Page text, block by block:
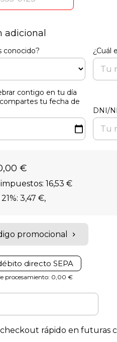
adicional
conocido? ¿Cuál
contigo en tu día
tu fecha de
DNI/
€
16,53 €
3,47 €,
promocional
directo SEPA
procesamiento: 0,00 €
checkout rápido en futuras